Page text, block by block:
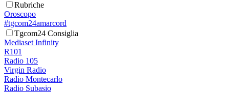
Rubriche
Oroscopo
#tgcom24amarcord
Tgcom24 Consiglia
Mediaset Infinity
R101
Radio 105
Virgin Radio
Radio Montecarlo
Radio Subasio